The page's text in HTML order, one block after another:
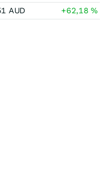
AUD +62,18%